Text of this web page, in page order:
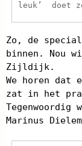
leuk’ doet
Zo, de
binnen. Nou
Zijldijk.
We horen
zat in het
Tegenwoordig
Marinus